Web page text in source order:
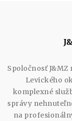
Spoločnosť
Levického
komplexné
správy
na